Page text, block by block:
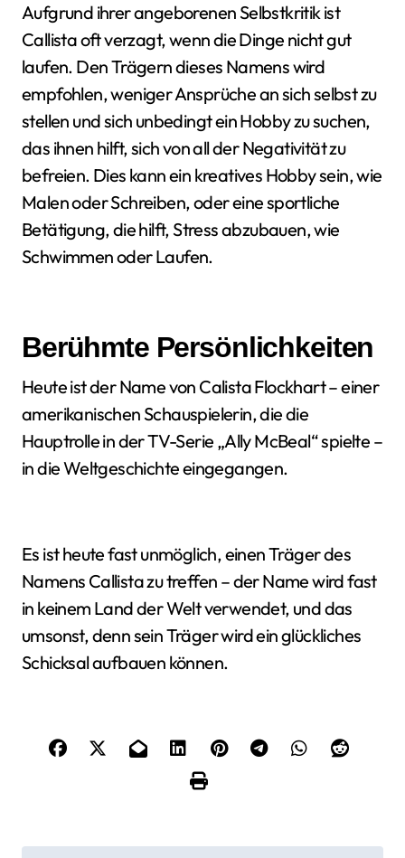
Aufgrund ihrer angeborenen Selbstkritik ist
Callista oft verzagt, wenn die Dinge nicht gut
laufen. Den Trägern dieses Namens wird
empfohlen, weniger Ansprüche an sich selbst zu
stellen und sich unbedingt ein Hobby zu suchen,
das ihnen hilft, sich von all der Negativität zu
befreien. Dies kann ein kreatives Hobby sein, wie
Malen oder Schreiben, oder eine sportliche
Betätigung, die hilft, Stress abzubauen, wie
Schwimmen oder Laufen.
Berühmte Persönlichkeiten
Heute ist der Name von Calista Flockhart – einer
amerikanischen Schauspielerin, die die
Hauptrolle in der TV-Serie „Ally McBeal“ spielte –
in die Weltgeschichte eingegangen.
Es ist heute fast unmöglich, einen Träger des
Namens Callista zu treffen – der Name wird fast
in keinem Land der Welt verwendet, und das
umsonst, denn sein Träger wird ein glückliches
Schicksal aufbauen können.